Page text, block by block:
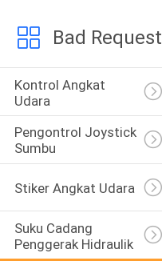
Bad Request
Kontrol Angkat
Udara
Pengontrol Joystick
Sumbu
Stiker Angkat Udara
Suku Cadang
Penggerak Hidraulik